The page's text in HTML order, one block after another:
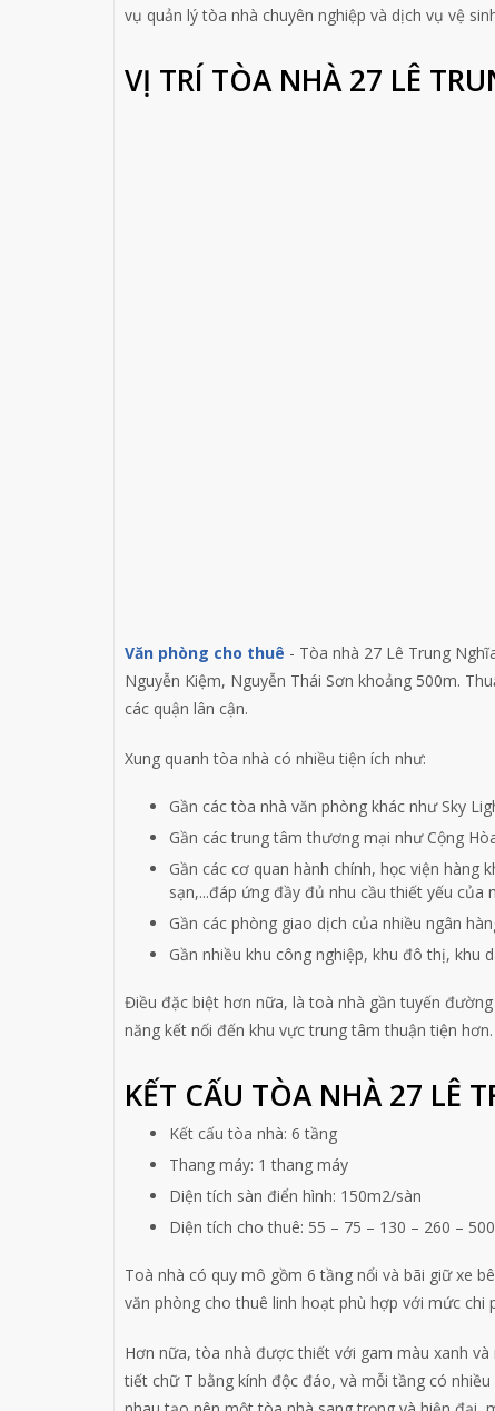
vụ quản lý tòa nhà chuyên nghiệp và dịch vụ vệ
VỊ TRÍ TÒA NHÀ 27 LÊ
Văn phòng cho thuê - Tòa nhà 27 Lê Trung
Nguyễn Kiệm, Nguyễn Thái Sơn khoảng 500m.
các quận lân cận.
Xung quanh tòa nhà có nhiều tiện ích như:
Gần các tòa nhà văn phòng khác như Sky
Gần các trung tâm thương mại như Cộng
Gần các cơ quan hành chính, học viện hàng
sạn,...đáp ứng đầy đủ nhu cầu thiết yếu của
Gần các phòng giao dịch của nhiều ngân
Gần nhiều khu công nghiệp, khu đô thị, khu
Điều đặc biệt hơn nữa, là toà nhà gần tuyến
năng kết nối đến khu vực trung tâm thuận tiện hơn.
KẾT CẤU TÒA NHÀ 27 LÊ
Kết cấu tòa nhà: 6 tầng
Thang máy: 1 thang máy
Diện tích sàn điển hình: 150m2/sàn
Diện tích cho thuê: 55 – 75 – 130 – 260 –
Toà nhà có quy mô gồm 6 tầng nổi và bãi giữ xe
văn phòng cho thuê linh hoạt phù hợp với mức chi
Hơn nữa, tòa nhà được thiết với gam màu xanh
tiết chữ T bằng kính độc đáo, và mỗi tầng có